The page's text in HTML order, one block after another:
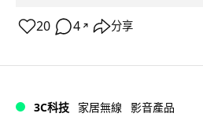
20 4 ↗ 分享
3C科技 家居無線 影音產品